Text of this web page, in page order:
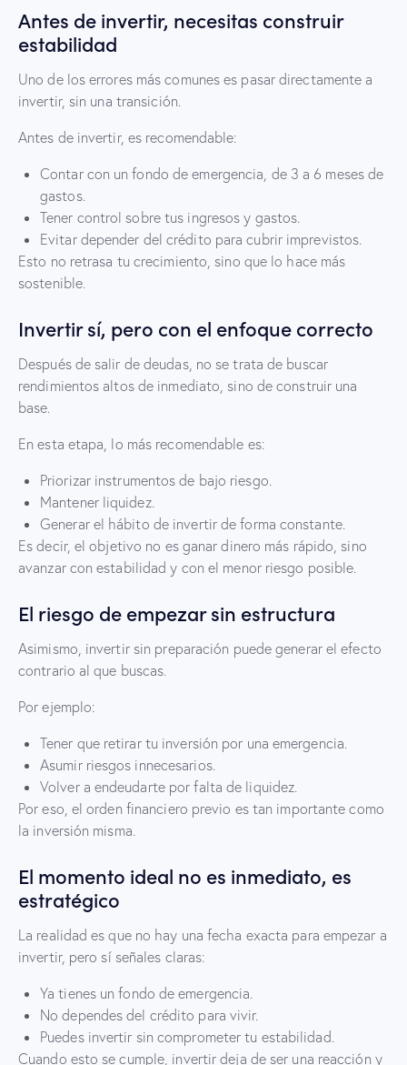
Antes de invertir, necesitas construir
estabilidad
Uno de los errores más comunes es pasar directamente a
invertir, sin una transición.
Antes de invertir, es recomendable:
Contar con un fondo de emergencia, de 3 a 6 meses de
gastos.
Tener control sobre tus ingresos y gastos.
Evitar depender del crédito para cubrir imprevistos.
Esto no retrasa tu crecimiento, sino que lo hace más
sostenible.
Invertir sí, pero con el enfoque correcto
Después de salir de deudas, no se trata de buscar
rendimientos altos de inmediato, sino de construir una
base.
En esta etapa, lo más recomendable es:
Priorizar instrumentos de bajo riesgo.
Mantener liquidez.
Generar el hábito de invertir de forma constante.
Es decir, el objetivo no es ganar dinero más rápido, sino
avanzar con estabilidad y con el menor riesgo posible.
El riesgo de empezar sin estructura
Asimismo, invertir sin preparación puede generar el efecto
contrario al que buscas.
Por ejemplo:
Tener que retirar tu inversión por una emergencia.
Asumir riesgos innecesarios.
Volver a endeudarte por falta de liquidez.
Por eso, el orden financiero previo es tan importante como
la inversión misma.
El momento ideal no es inmediato, es
estratégico
La realidad es que no hay una fecha exacta para empezar a
invertir, pero sí señales claras:
Ya tienes un fondo de emergencia.
No dependes del crédito para vivir.
Puedes invertir sin comprometer tu estabilidad.
Cuando esto se cumple, invertir deja de ser una reacción y